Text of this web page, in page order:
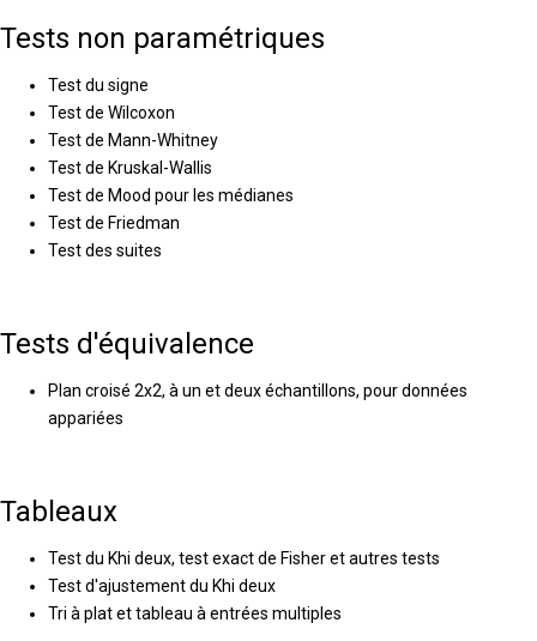
Tests non paramétriques
Test du signe
Test de Wilcoxon
Test de Mann-Whitney
Test de Kruskal-Wallis
Test de Mood pour les médianes
Test de Friedman
Test des suites
Tests d'équivalence
Plan croisé 2x2, à un et deux échantillons, pour données
appariées
Tableaux
Test du Khi deux, test exact de Fisher et autres tests
Test d'ajustement du Khi deux
Tri à plat et tableau à entrées multiples